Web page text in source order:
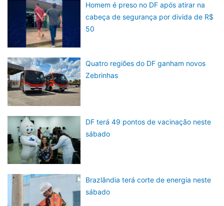
Homem é preso no DF após atirar na
cabeça de segurança por divida de R$
50
Quatro regiões do DF ganham novos
Zebrinhas
DF terá 49 pontos de vacinação neste
sábado
Brazlândia terá corte de energia neste
sábado